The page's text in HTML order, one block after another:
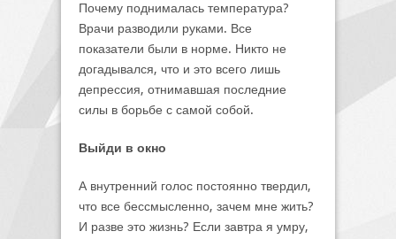
Почему поднималась температура?
Врачи разводили руками. Все
показатели были в норме. Никто не
догадывался, что и это всего лишь
депрессия, отнимавшая последние
силы в борьбе с самой собой.
Выйди в окно
А внутренний голос постоянно твердил,
что все бессмысленно, зачем мне жить?
И разве это жизнь? Если завтра я умру,